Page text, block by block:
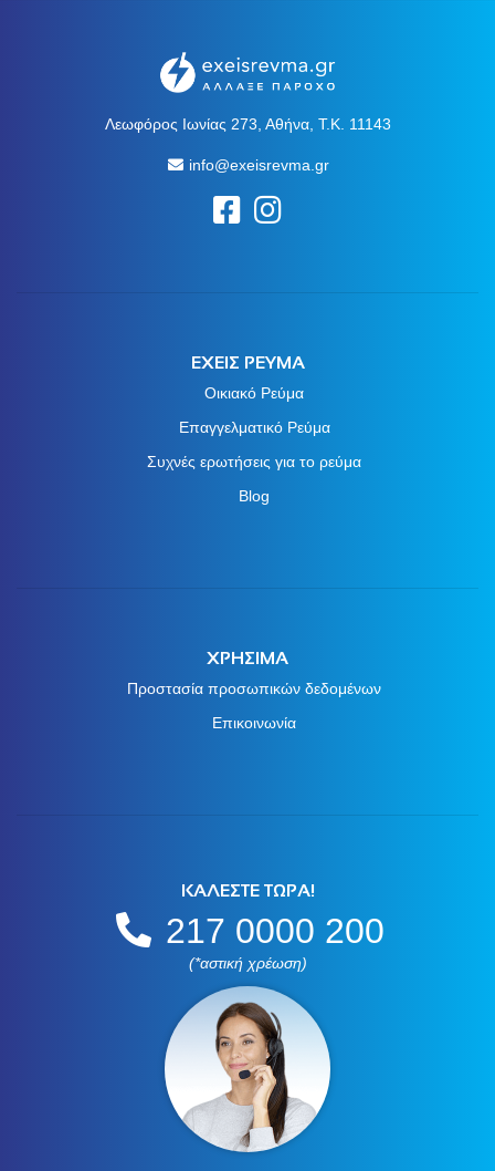
Λεωφόρος Ιωνίας 273, Αθήνα, Τ.Κ. 11143
info@exeisrevma.gr
ΕΧΕΙΣ ΡΕΥΜΑ
Οικιακό Ρεύμα
Επαγγελματικό Ρεύμα
Συχνές ερωτήσεις για το ρεύμα
Blog
ΧΡΗΣΙΜΑ
Προστασία προσωπικών δεδομένων
Επικοινωνία
ΚΑΛΕΣΤΕ ΤΩΡΑ!
217 0000 200
(*αστική χρέωση)